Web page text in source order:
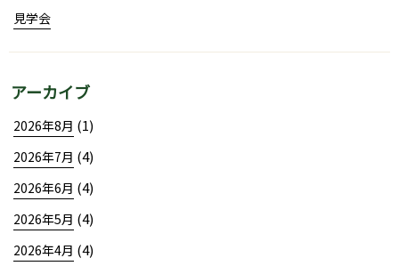
見学会
アーカイブ
2026年8月 (1)
2026年7月 (4)
2026年6月 (4)
2026年5月 (4)
2026年4月 (4)